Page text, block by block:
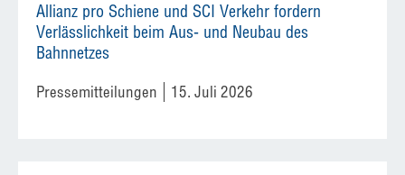
Allianz pro Schiene und SCI Verkehr fordern
Verlässlichkeit beim Aus- und Neubau des
Bahnnetzes
Pressemitteilungen 15. Juli 2026